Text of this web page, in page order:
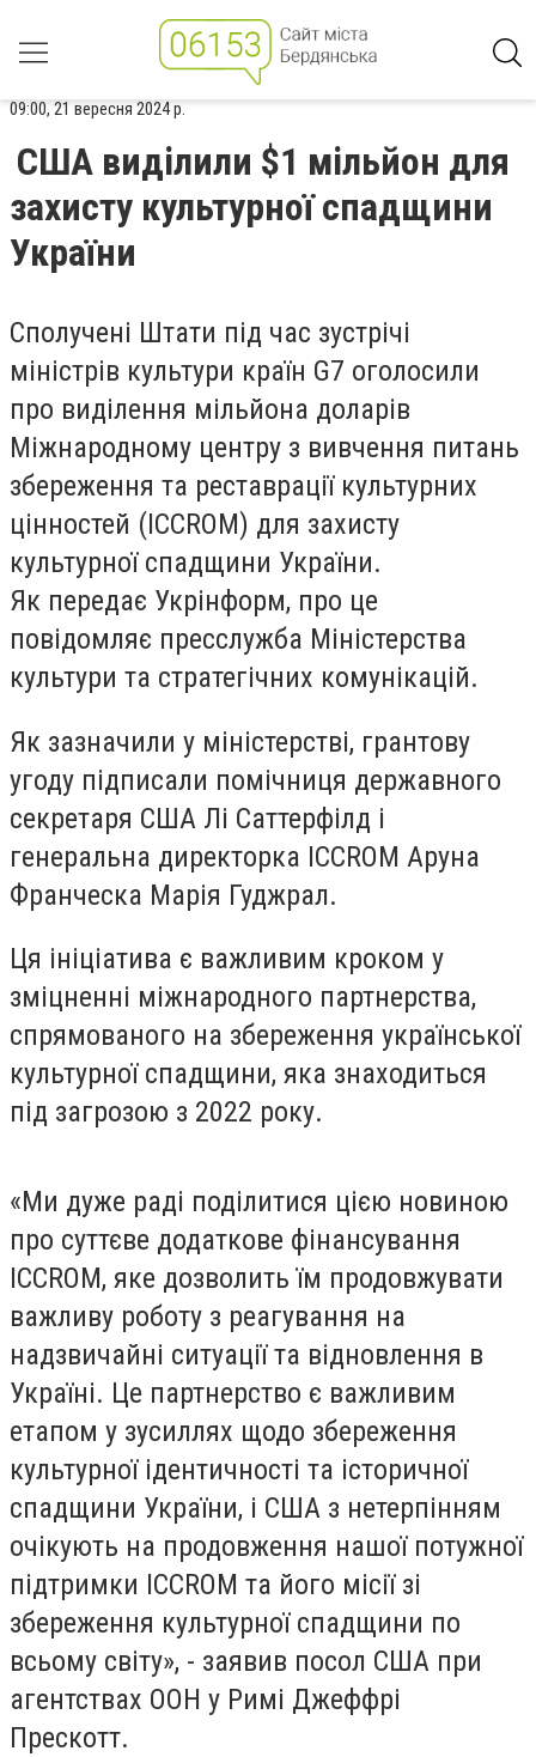
09:00, 21 вересня 2024 р.
США виділили $1 мільйон для
захисту культурної спадщини
України
Сполучені Штати під час зустрічі
міністрів культури країн G7 оголосили
про виділення мільйона доларів
Міжнародному центру з вивчення питань
збереження та реставрації культурних
цінностей (ICCROM) для захисту
культурної спадщини України.
Як передає Укрінформ, про це
повідомляє пресслужба Міністерства
культури та стратегічних комунікацій.
Як зазначили у міністерстві, грантову
угоду підписали помічниця державного
секретаря США Лі Саттерфілд і
генеральна директорка ICCROM Аруна
Франческа Марія Гуджрал.
Ця ініціатива є важливим кроком у
зміцненні міжнародного партнерства,
спрямованого на збереження української
культурної спадщини, яка знаходиться
під загрозою з 2022 року.
«Ми дуже раді поділитися цією новиною
про суттєве додаткове фінансування
ICCROM, яке дозволить їм продовжувати
важливу роботу з реагування на
надзвичайні ситуації та відновлення в
Україні. Це партнерство є важливим
етапом у зусиллях щодо збереження
культурної ідентичності та історичної
спадщини України, і США з нетерпінням
очікують на продовження нашої потужної
підтримки ICCROM та його місії зі
збереження культурної спадщини по
всьому світу», - заявив посол США при
агентствах ООН у Римі Джеффрі
Прескотт.